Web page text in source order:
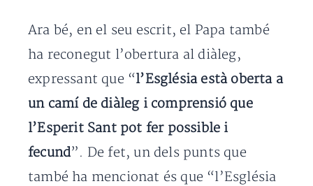
Ara bé, en el seu escrit, el Papa també
ha reconegut l’obertura al diàleg,
expressant que “l’Església està oberta a
un camí de diàleg i comprensió que
l’Esperit Sant pot fer possible i
fecund”. De fet, un dels punts que
també ha mencionat és que “l’Església